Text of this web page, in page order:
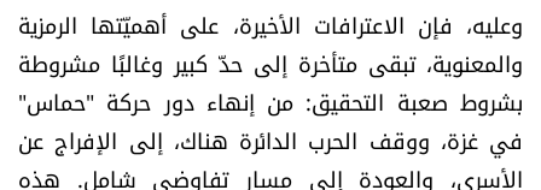
من نحن
للتواصل معنا
وعليه، فإن الاعترافات الأخيرة، على أهميّتها الرمزية
والمعنوية، تبقى متأخرة إلى حدّ كبير وغالبًا مشروطة
بشروط صعبة التحقيق: من إنهاء دور حركة "حماس"
في غزة، ووقف الحرب الدائرة هناك، إلى الإفراج عن
الأسرى، والعودة إلى مسار تفاوضي شامل. هذه